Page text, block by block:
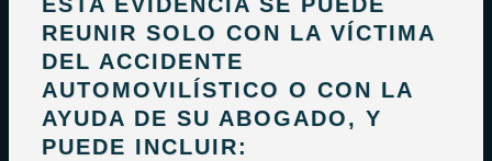
REUNIR SOLO CON LA VÍCTIMA
DEL ACCIDENTE
AUTOMOVILÍSTICO O CON LA
AYUDA DE SU ABOGADO, Y
PUEDE INCLUIR: